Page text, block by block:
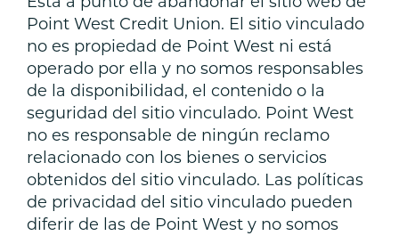
Point West Credit Union. El sitio vinculado
no es propiedad de Point West ni está
operado por ella y no somos responsables
de la disponibilidad, el contenido o la
seguridad del sitio vinculado. Point West
no es responsable de ningún reclamo
relacionado con los bienes o servicios
obtenidos del sitio vinculado. Las políticas
de privacidad del sitio vinculado pueden
diferir de las de Point West y no somos